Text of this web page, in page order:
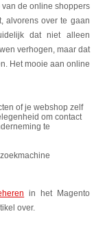
de online shoppers
alvorens over te gaan
dat niet alleen
verhogen, maar dat
Het mooie aan online
of je webshop zelf
om contact
te
in het Magento
over.